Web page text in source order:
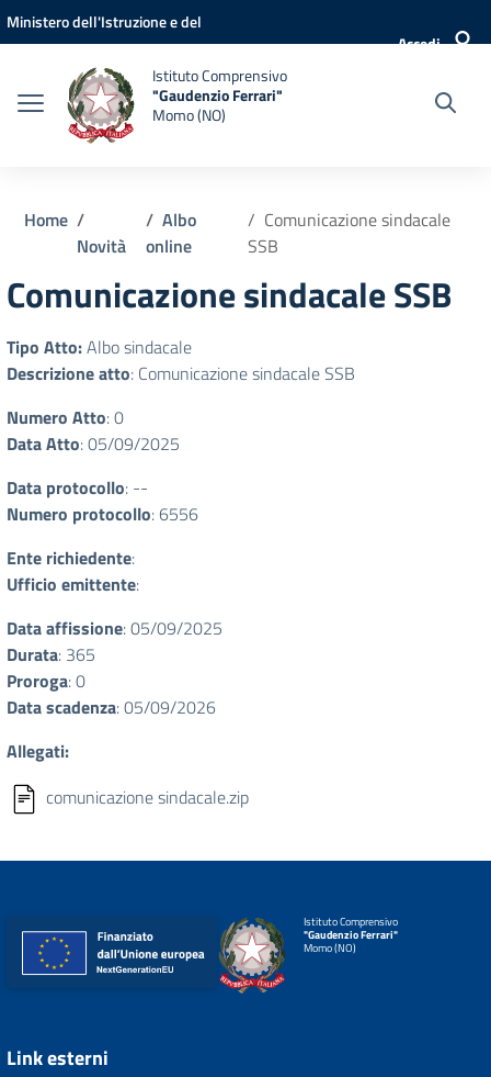
Vai ai contenuti
Vai al menu di navigazione
Vai al footer
Ministero dell'Istruzione e del
Accedi
Istituto Comprensivo
"Gaudenzio Ferrari"
Momo (NO)
Home
Novità
Albo
online
Comunicazione sindacale
SSB
Comunicazione sindacale SSB
Tipo Atto:Albo sindacale
Descrizione atto: Comunicazione sindacale SSB
Numero Atto: 0
Data Atto: 05/09/2025
Data protocollo: --
Numero protocollo: 6556
Ente richiedente:
Ufficio emittente:
Data affissione: 05/09/2025
Durata: 365
Proroga: 0
Data scadenza: 05/09/2026
Allegati:
comunicazione sindacale.zip
Istituto Comprensivo
"Gaudenzio Ferrari"
Momo (NO)
Link esterni